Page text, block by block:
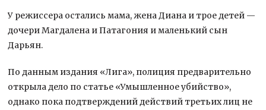
У режиссера остались мама, жена Диана и трое детей —
дочери Магдалена и Патагония и маленький сын
Дарьян.
По данным издания «Лига», полиция предварительно
открыла дело по статье «Умышленное убийство»,
однако пока подтверждений действий третьих лиц не